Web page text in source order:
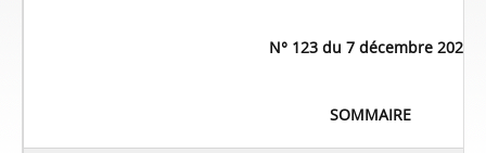
N° 123 du 7 décembre 2021
SOMMAIRE